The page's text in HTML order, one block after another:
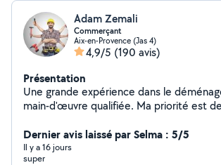
Adam Zemali
Commerçant
Aix-en-Provence (Jas 4)
4,9/5 (190 avis)
Présentation
Une grande expérience dans le
main-d'œuvre qualifiée. Ma priorité est
rappelez à l'avenir.
Dernier avis laissé par Selma : 5/5
Il y a 16 jours
super